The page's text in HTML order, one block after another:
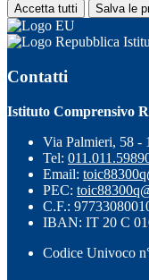
Accetta tutti Salva le
Contatti
Istituto Comprensivo
Via Palmieri, 58 -
Tel:
Email:
PEC:
C.F.:
IBAN: IT 20 C
Codice Univoco